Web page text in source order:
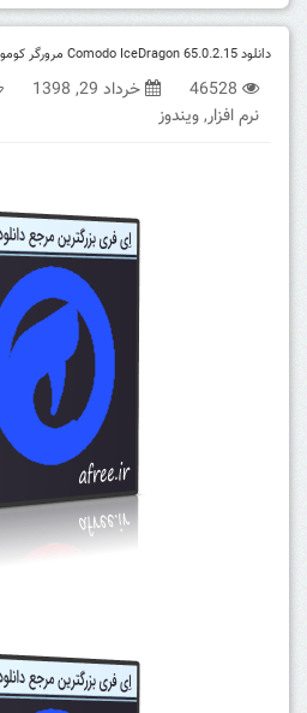
دانلود Comodo IceDragon 65.0.2.15 مرورگر کومودو برپایه فایرفاکس
46528 خرداد 29, 1398
نرم افزار,ویندوز